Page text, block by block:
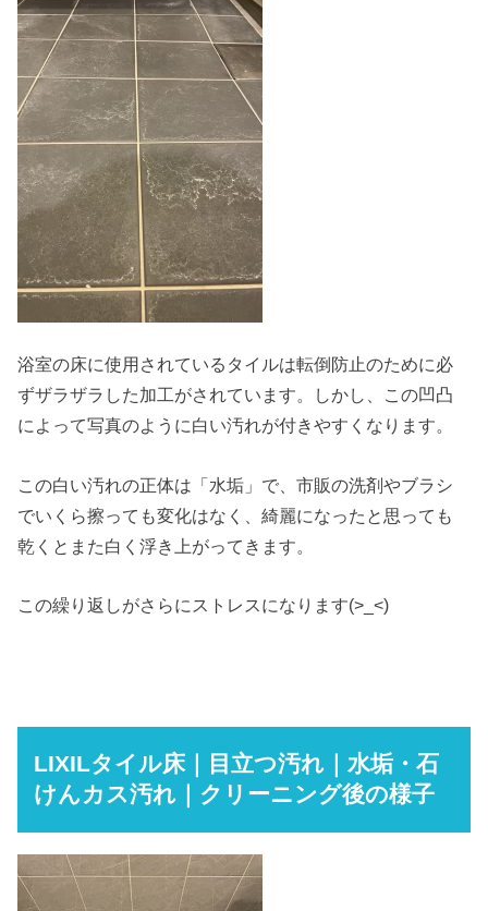
浴室の床に使用されているタイルは転倒防止のために必
ずザラザラした加工がされています。しかし、この凹凸
によって写真のように白い汚れが付きやすくなります。
この白い汚れの正体は「水垢」で、市販の洗剤やブラシ
でいくら擦っても変化はなく、綺麗になったと思っても
乾くとまた白く浮き上がってきます。
この繰り返しがさらにストレスになります(>_<)
LIXILタイル床｜目立つ汚れ｜水垢・石
けんカス汚れ｜クリーニング後の様子